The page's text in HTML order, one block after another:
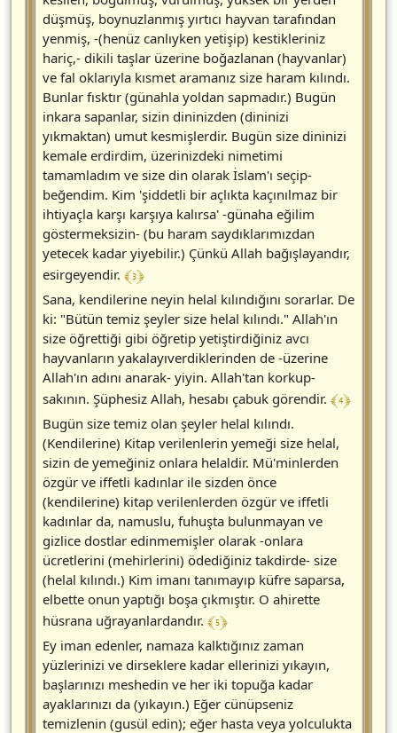
düşmüş, boynuzlanmış yırtıcı hayvan tarafından
yenmiş, -(henüz canlıyken yetişip) kestikleriniz
hariç,- dikili taşlar üzerine boğazlanan (hayvanlar)
ve fal oklarıyla kısmet aramanız size haram kılındı.
Bunlar fısktır (günahla yoldan sapmadır.) Bugün
inkara sapanlar, sizin dininizden (dininizi
yıkmaktan) umut kesmişlerdir. Bugün size dininizi
kemale erdirdim, üzerinizdeki nimetimi
tamamladım ve size din olarak İslam'ı seçip-
beğendim. Kim 'şiddetli bir açlıkta kaçınılmaz bir
ihtiyaçla karşı karşıya kalırsa' -günaha eğilim
göstermeksizin- (bu haram saydıklarımızdan
yetecek kadar yiyebilir.) Çünkü Allah bağışlayandır,
esirgeyendir. ﴾ 3 ﴿
Sana, kendilerine neyin helal kılındığını sorarlar. De
ki: "Bütün temiz şeyler size helal kılındı." Allah'ın
size öğrettiği gibi öğretip yetiştirdiğiniz avcı
hayvanların yakalayıverdiklerinden de -üzerine
Allah'ın adını anarak- yiyin. Allah'tan korkup-
sakının. Şüphesiz Allah, hesabı çabuk görendir. ﴾ 4 ﴿
Bugün size temiz olan şeyler helal kılındı.
(Kendilerine) Kitap verilenlerin yemeği size helal,
sizin de yemeğiniz onlara helaldir. Mü'minlerden
özgür ve iffetli kadınlar ile sizden önce
(kendilerine) kitap verilenlerden özgür ve iffetli
kadınlar da, namuslu, fuhuşta bulunmayan ve
gizlice dostlar edinmemişler olarak -onlara
ücretlerini (mehirlerini) ödediğiniz takdirde- size
(helal kılındı.) Kim imanı tanımayıp küfre saparsa,
elbette onun yaptığı boşa çıkmıştır. O ahirette
hüsrana uğrayanlardandır. ﴾ 5 ﴿
Ey iman edenler, namaza kalktığınız zaman
yüzlerinizi ve dirseklere kadar ellerinizi yıkayın,
başlarınızı meshedin ve her iki topuğa kadar
ayaklarınızı da (yıkayın.) Eğer cünüpseniz
temizlenin (gusül edin); eğer hasta veya yolculukta